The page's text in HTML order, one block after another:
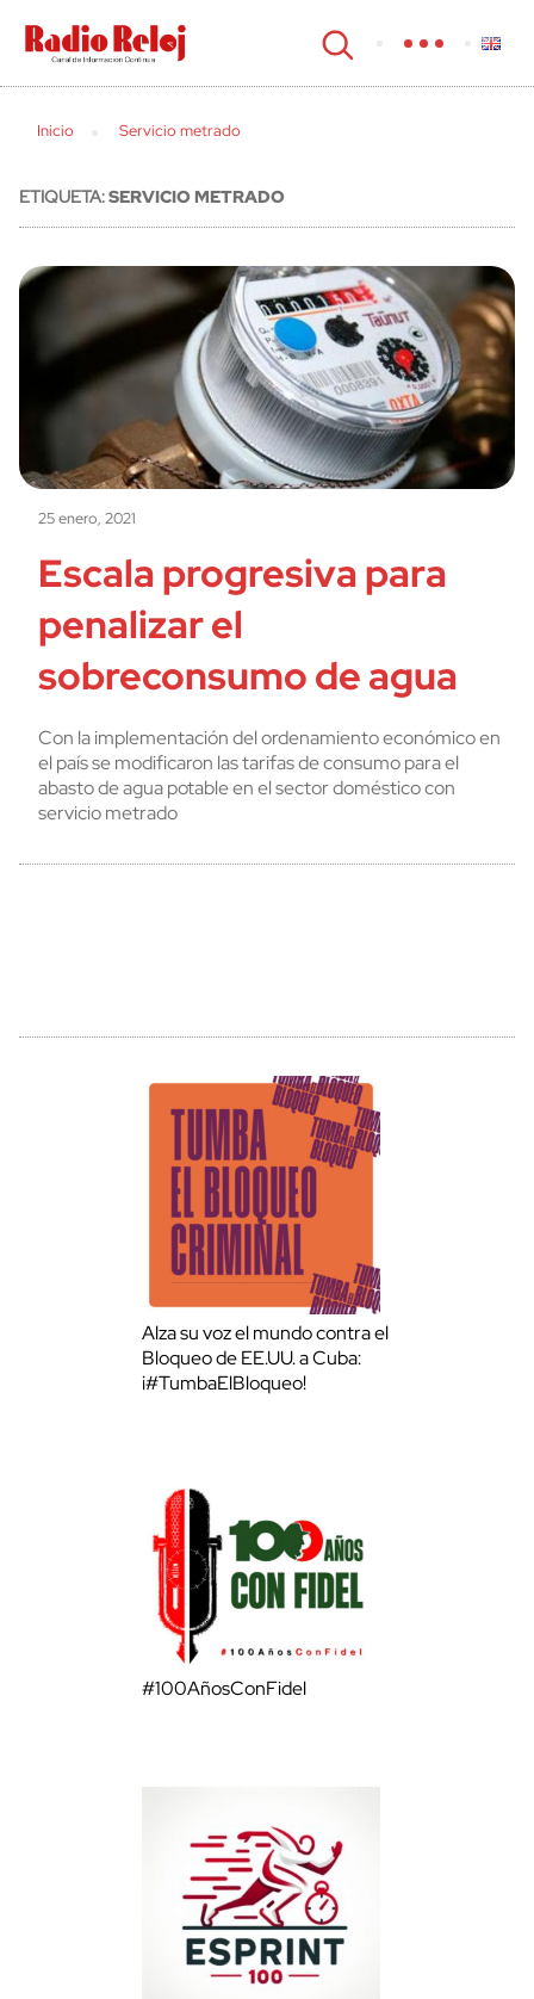
cerrar
Inicio Servicio metrado
ETIQUETA:SERVICIO METRADO
25 enero, 2021
Escala progresiva para
penalizar el
sobreconsumo de agua
Con la implementación del ordenamiento económico en
el país se modificaron las tarifas de consumo para el
abasto de agua potable en el sector doméstico con
servicio metrado
Alza su voz el mundo contra el
Bloqueo de EE.UU. a Cuba:
¡#TumbaElBloqueo!
#100AñosConFidel